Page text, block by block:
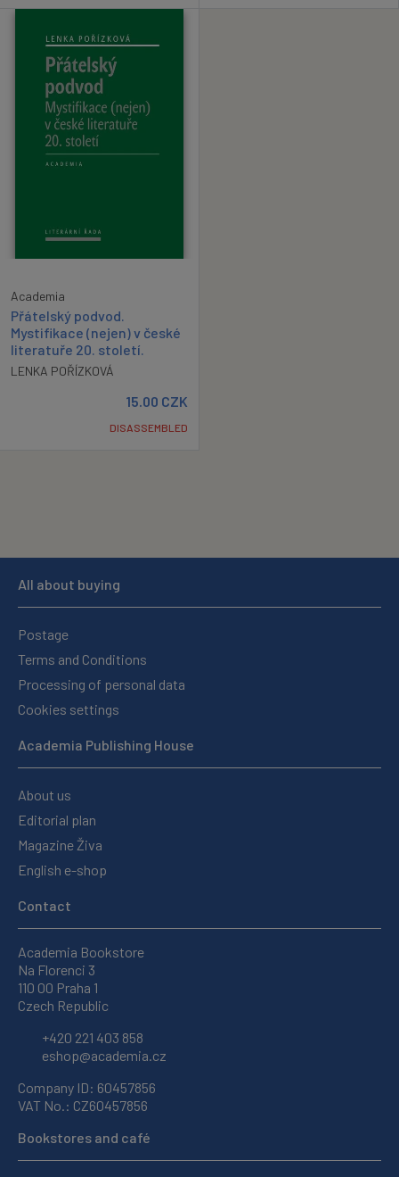
Academia
Přátelský podvod.
Mystifikace (nejen) v české
literatuře 20. století.
LENKA POŘÍZKOVÁ
15.00 CZK
DISASSEMBLED
All about buying
Postage
Terms and Conditions
Processing of personal data
Cookies settings
Academia Publishing House
About us
Editorial plan
Magazine Živa
English e-shop
Contact
Academia Bookstore
Na Florenci 3
110 00 Praha 1
Czech Republic
+420 221 403 858
eshop@academia.cz
Company ID: 60457856
VAT No.: CZ60457856
Bookstores and café